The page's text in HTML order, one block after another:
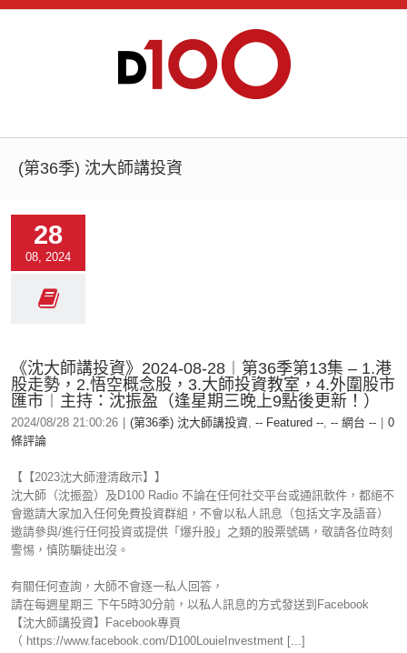
(第36季) 沈大師講投資
28
08, 2024
《沈大師講投資》2024-08-28︱第36季第13集 – 1.港
股走勢，2.悟空概念股，3.大師投資教室，4.外圍股市
匯市︱主持：沈振盈（逢星期三晚上9點後更新！）
2024/08/28 21:00:26 (第36季) 沈大師講投資, -- Featured --, -- 網台 --
0
條評論
【【2023沈大師澄清啟示】】
沈大師（沈振盈）及D100 Radio 不論在任何社交平台或通訊軟件，都絕不
會邀請大家加入任何免費投資群組，不會以私人訊息（包括文字及語音）
邀請參與/進行任何投資或提供「爆升股」之類的股票號碼，敬請各位時刻
警惕，慎防騙徒出沒。
有關任何查詢，大師不會逐一私人回答，
請在每週星期三 下午5時30分前，以私人訊息的方式發送到Facebook
【沈大師講投資】Facebook專頁
（ https://www.facebook.com/D100LouieInvestment [...]